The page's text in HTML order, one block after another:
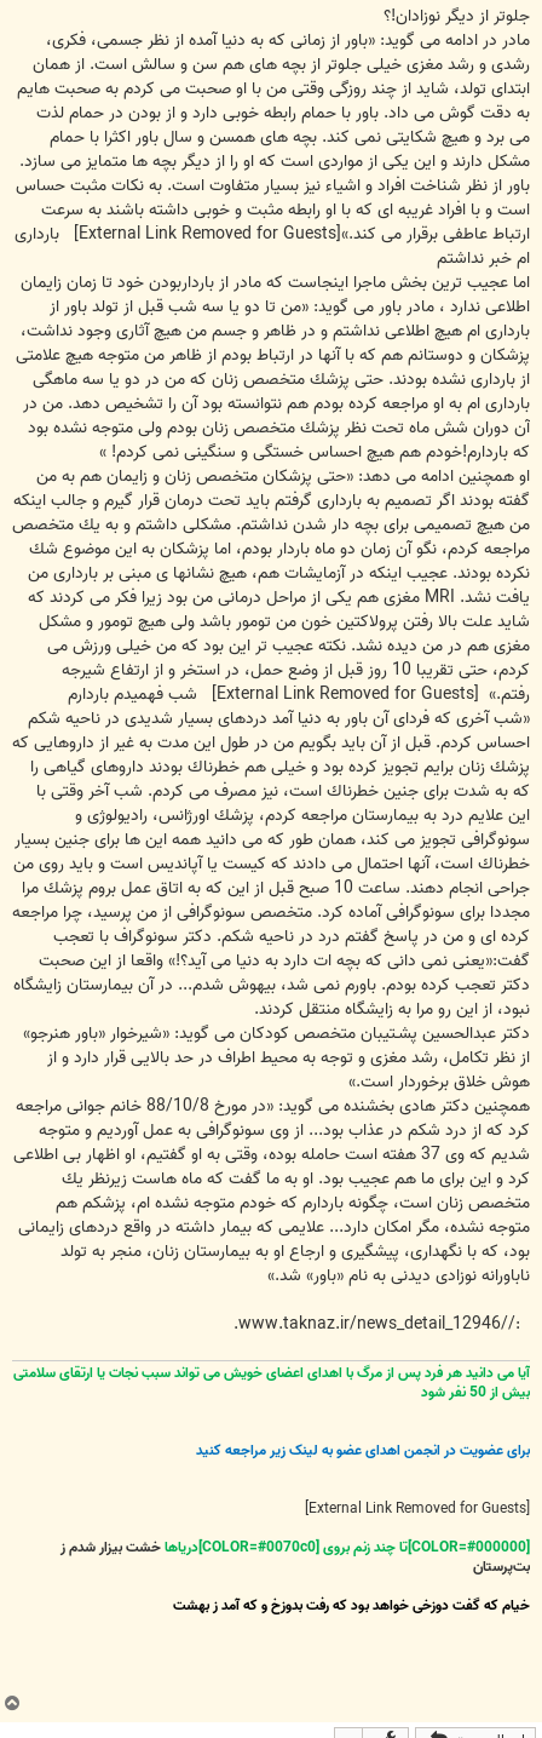
جلوتر از دیگر نوزادان!؟
مادر در ادامه می گوید: «باور از زمانی كه به دنیا آمده از نظر جسمی، فكری،
رشدی و رشد مغزی خیلی جلوتر از بچه های هم سن و سالش است. از همان
ابتدای تولد، شاید از چند روزگی وقتی من با او صحبت می كردم به صحبت هایم
به دقت گوش می داد. باور با حمام رابطه خوبی دارد و از بودن در حمام لذت
می برد و هیچ شكایتی نمی كند. بچه های همسن و سال باور اكثرا با حمام
مشكل دارند و این یكی از مواردی است كه او را از دیگر بچه ها متمایز می سازد.
باور از نظر شناخت افراد و اشیاء نیز بسیار متفاوت است. به نكات مثبت حساس
است و با افراد غریبه ای كه با او رابطه مثبت و خوبی داشته باشند به سرعت
ارتباط عاطفی برقرار می كند.»[External Link Removed for Guests]
بارداری
ام خبر نداشتم
اما عجیب ترین بخش ماجرا اینجاست که مادر از بارداربودن خود تا زمان زایمان
اطلاعی ندارد ، مادر باور می گوید: «من تا دو یا سه شب قبل از تولد باور از
بارداری ام هیچ اطلاعی نداشتم و در ظاهر و جسم من هیچ آثاری وجود نداشت،
پزشكان و دوستانم هم كه با آنها در ارتباط بودم از ظاهر من متوجه هیچ علامتی
از بارداری نشده بودند. حتی پزشك متخصص زنان كه من در دو یا سه ماهگی
بارداری ام به او مراجعه كرده بودم هم نتوانسته بود آن را تشخیص دهد. من در
آن دوران شش ماه تحت نظر پزشك متخصص زنان بودم ولی متوجه نشده بود
كه باردارم!خودم هم هیچ احساس خستگی و سنگینی نمی كردم! »
او همچنین ادامه می دهد: «حتی پزشكان متخصص زنان و زایمان هم به من
گفته بودند اگر تصمیم به بارداری گرفتم باید تحت درمان قرار گیرم و جالب اینكه
من هیچ تصمیمی برای بچه دار شدن نداشتم. مشكلی داشتم و به یك متخصص
مراجعه كردم، نگو آن زمان دو ماه باردار بودم، اما پزشكان به این موضوع شك
نكرده بودند. عجیب اینكه در آزمایشات هم، هیچ نشانها ی مبنی بر بارداری من
یافت نشد. MRI مغزی هم یكی از مراحل درمانی من بود زیرا فكر می كردند كه
شاید علت بالا رفتن پرولاكتین خون من تومور باشد ولی هیچ تومور و مشكل
مغزی هم در من دیده نشد. نكته عجیب تر این بود كه من خیلی ورزش می
كردم، حتی تقریبا 10 روز قبل از وضع حمل، در استخر و از ارتفاع شیرجه
رفتم.» [External Link Removed for Guests]
شب فهمیدم باردارم
«شب آخری كه فردای آن باور به دنیا آمد دردهای بسیار شدیدی در ناحیه شكم
احساس كردم. قبل از آن باید بگویم من در طول این مدت به غیر از داروهایی كه
پزشك زنان برایم تجویز كرده بود و خیلی هم خطرناك بودند داروهای گیاهی را
كه به شدت برای جنین خطرناك است، نیز مصرف می كردم. شب آخر وقتی با
این علایم درد به بیمارستان مراجعه كردم، پزشك اورژانس، رادیولوژی و
سونوگرافی تجویز می كند، همان طور كه می دانید همه این ها برای جنین بسیار
خطرناك است، آنها احتمال می دادند كه كیست یا آپاندیس است و باید روی من
جراحی انجام دهند. ساعت 10 صبح قبل از این كه به اتاق عمل بروم پزشك مرا
مجددا برای سونوگرافی آماده كرد. متخصص سونوگرافی از من پرسید، چرا مراجعه
كرده ای و من در پاسخ گفتم درد در ناحیه شكم. دكتر سونوگراف با تعجب
گفت:«یعنی نمی دانی كه بچه ات دارد به دنیا می آید؟!» واقعا از این صحبت
دكتر تعجب كرده بودم. باورم نمی شد، بیهوش شدم... در آن بیمارستان زایشگاه
نبود، از این رو مرا به زایشگاه منتقل كردند.
دكتر عبدالحسین پشـتیبان متخصص کودکان می گوید: «شیرخوار «باور هنرجو»
از نظر تكامل، رشد مغزی و توجه به محیط اطراف در حد بالایی قرار دارد و از
هوش خلاق برخوردار است.»
همچنین دكتر هادی بخشنده می گوید: «در مورخ 88/10/8 خانم جوانی مراجعه
كرد كه از درد شكم در عذاب بود... از وی سونوگرافی به عمل آوردیم و متوجه
شدیم كه وی 37 هفته است حامله بوده، وقتی به او گفتیم، او اظهار بی اطلاعی
كرد و این برای ما هم عجیب بود. او به ما گفت كه ماه هاست زیرنظر یك
متخصص زنان است، چگونه باردارم كه خودم متوجه نشده ام، پزشكم هم
متوجه نشده، مگر امكان دارد... علایمی كه بیمار داشته در واقع دردهای زایمانی
بود، كه با نگهداری، پیشگیری و ارجاع او به بیمارستان زنان، منجر به تولد
ناباورانه نوزادی دیدنی به نام «باور» شد.»
://www.taknaz.ir/news_detail_12946.
آیا می دانید هر فرد پس از مرگ با اهدای اعضای خویش می تواند سبب نجات یا ارتقای سلامتی
بیش از 50 نفر شود
برای عضویت در انجمن اهدای عضو به لینک زیر مراجعه کنید
[External Link Removed for Guests]
[COLOR=#000000]تا چند زنم بروی [COLOR=#0070c0]دریاها
خشت بیزار شدم ز
بت‌پرستان
خیام که گفت دوزخی خواهد بود که رفت بدوزخ و که آمد ز بهشت